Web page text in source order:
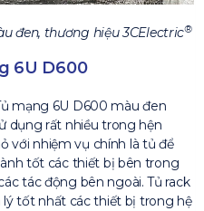
đen, thương hiệu 3CElectric®
6U D600
mạng 6U D600 màu đen
dụng rất nhiều trong hện
với nhiệm vụ chính là tủ để
tốt các thiết bị bên trong
tác động bên ngoài. Tủ rack
lý tốt nhất các thiết bị trong hệ